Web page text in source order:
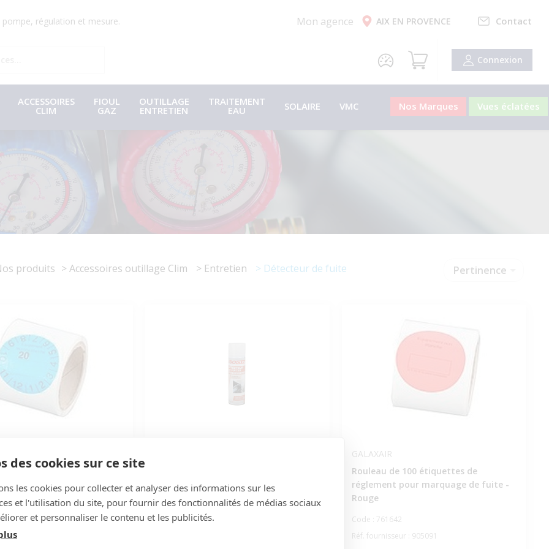
régulation et mesure. Mon agence AIX EN PROVENCE Contact
Connexion
ACCESSOIRES
CLIM
FIOUL
GAZ
OUTILLAGE
ENTRETIEN
TRAITEMENT
EAU SOLAIRE VMC Nos Marques Vues éclatées
produits Accessoires outillage Clim Entretien Détecteur de fuite
100 étiquettes de
pour marquage de fuite -
: 905090
frigorigène - Isoclear
Code : 1321783
GALAXAIR
Rouleau de 100 étiquettes de
réglement pour marquage de fuite -
Rouge
Code : 761642
Réf. fournisseur : 905091
des cookies sur ce site
les cookies pour collecter et analyser des informations sur les
et l'utilisation du site, pour fournir des fonctionnalités de médias sociaux
et personnaliser le contenu et les publicités.